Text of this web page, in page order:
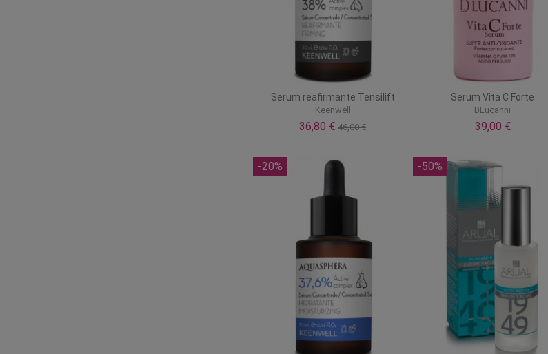
Serum reafirmante Tensilift
Keenwell
36,80 €46,00 €
Serum Vita C Forte
DLucanni
39,00 €
-20% -50%